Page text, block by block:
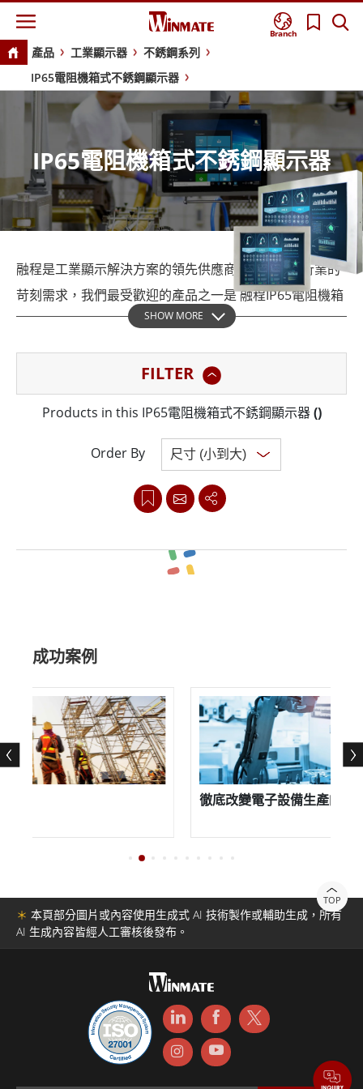
Branch
產品 工業顯示器
不銹鋼系列
IP65電阻機箱式不銹鋼顯示器
IP65電阻機箱式不銹鋼顯示器
融程是工業顯示解決方案的領先供應商，可滿足各行業的
苛刻需求，我們最受歡迎的產品之一是 融程IP65電阻機箱
式不銹鋼顯示器。本文將深入探討該產品的功能和優點，
融程IP65電阻機箱式不銹鋼顯示器是一款堅固耐用的顯示
解決方案，專為承受惡劣環境而設計，其堅固的鋁製外殼
符合IP65等級，可防塵、防水和其他環境污染物。該顯示
器還經過專門設計，可抵抗衝擊和振動，確保在惡劣條件
融程IP65電阻機箱式不銹鋼顯示器擁有高品質電阻式觸控
亮的高解析度液晶面板，使其在任何照明條件下都易於閱
讀和使用。
多功能性是融程IP65電阻機箱式不銹鋼顯示器的主要優勢
之一。它兼容多種操作系統，包括Windows、Linux和
Android，可以輕鬆集成到任何工業系統中，該顯示屏有
為您的應用選擇理想的尺寸。
除了堅固耐用和多功能性之外，融程IP65電阻機箱式不銹
鋼顯示器還提供高級功能。例如，它支持多點觸控輸入，
允許您使用手勢來控制您的工業系統，它還提供多種連接
選項，包括USB、RS232、乙太網路和HDMI，從而可以輕
鬆連接到其他設備和系統。
融程IP65電阻機箱式不銹鋼顯示器用戶友好、操作直觀，
並具有用戶友好的介面，可簡化導航和定制，它包括各種
SHOW MORE
FILTER
Products in this IP65電阻機箱式不銹鋼顯示器()
Order By
成功案例
徹底改變電子設備生產的製造效
TOP
＊ 本頁部分圖片或內容使用生成式 AI 技術製作或輔助生成，所有
AI 生成內容皆經人工審核後發布。